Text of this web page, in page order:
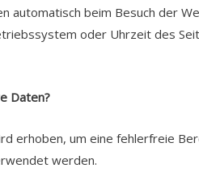
automatisch beim Besuch der
oder Uhrzeit des
Daten?
erhoben, um eine fehlerfreie
werden.